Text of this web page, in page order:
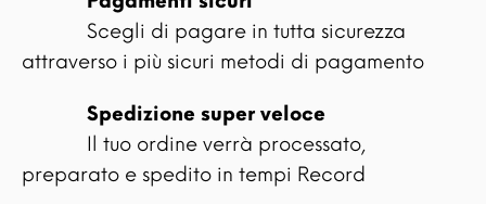
Scegli di pagare in tutta sicurezza
attraverso i più sicuri metodi di pagamento
Spedizione super veloce
Il tuo ordine verrà processato,
preparato e spedito in tempi Record